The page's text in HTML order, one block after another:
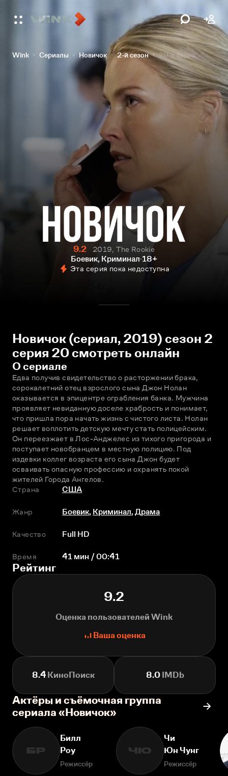
Wink Сериалы Новичок 2-й сезон 20-я серия
9.2
2019, The Rookie
Боевик, Криминал 18+
Эта серия пока недоступна
Новичок (сериал, 2019) сезон 2
серия 20 смотреть онлайн
О сериале
Едва получив свидетельство о расторжении брака,
сорокалетний отец взрослого сына Джон Нолан
оказывается в эпицентре ограбления банка. Мужчина
проявляет невиданную доселе храбрость и понимает,
что пришла пора начать жизнь с чистого листа. Нолан
решает воплотить детскую мечту стать полицейским.
Он переезжает в Лос-Анджелес из тихого пригорода и
поступает новобранцем в местную полицию. Под
издeвки коллег возраста его сына Джон будет
осваивать опасную профессию и охранять покой
жителей Города Ангелов.
Страна
США
Жанр Боевик, Криминал,Драма
Качество Full HD
Время 41 мин / 00:41
Рейтинг
9.2
Оценка пользователей Wink
Ваша оценка
8.4КиноПоиск 8.0IMDb
Актёры и съёмочная группа
сериала «Новичок»
БР
Билл
Роу
Режиссёр
ЧЮ
Чи
Юн Чунг
Режиссёр